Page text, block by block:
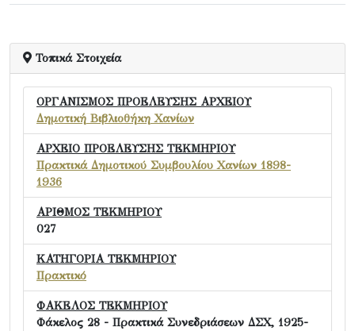
Τοπικά Στοιχεία
ΟΡΓΑΝΙΣΜΟΣ ΠΡΟΕΛΕΥΣΗΣ ΑΡΧΕΙΟΥ
Δημοτική Βιβλιοθήκη Χανίων
ΑΡΧΕΙΟ ΠΡΟΕΛΕΥΣΗΣ ΤΕΚΜΗΡΙΟΥ
Πρακτικά Δημοτικού Συμβουλίου Χανίων 1898-
1936
ΑΡΙΘΜΟΣ ΤΕΚΜΗΡΙΟΥ
027
ΚΑΤΗΓΟΡΙΑ ΤΕΚΜΗΡΙΟΥ
Πρακτικό
ΦΑΚΕΛΟΣ ΤΕΚΜΗΡΙΟΥ
Φάκελος 28 - Πρακτικά Συνεδριάσεων ΔΣΧ, 1925-